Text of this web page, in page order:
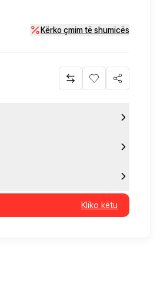
Kërko çmim të shumicës
Kliko këtu